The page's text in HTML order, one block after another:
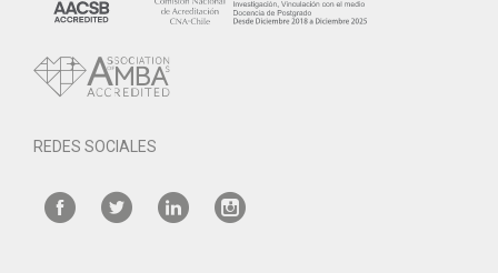
REDES SOCIALES